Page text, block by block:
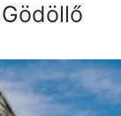
Gödöllő